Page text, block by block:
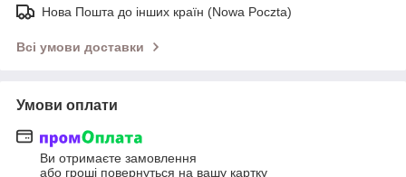
Нова Пошта до інших країн (Nowa Poczta)
Всі умови доставки
Умови оплати
Ви отримаєте замовлення
або гроші повернуться на вашу картку